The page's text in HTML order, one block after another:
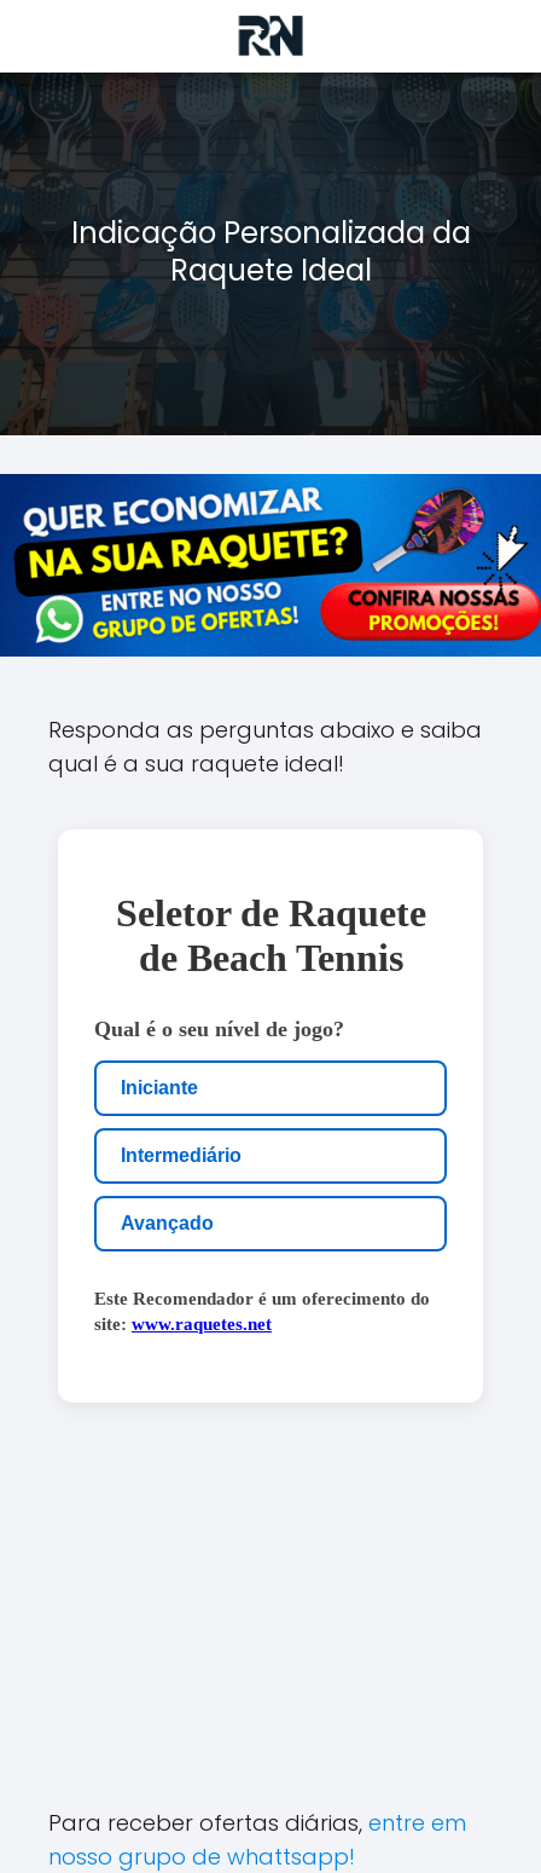
Indicação Personalizada da
Raquete Ideal
Responda as perguntas abaixo e saiba
qual é a sua raquete ideal!
Para receber ofertas diárias, entre em
nosso grupo de whattsapp!